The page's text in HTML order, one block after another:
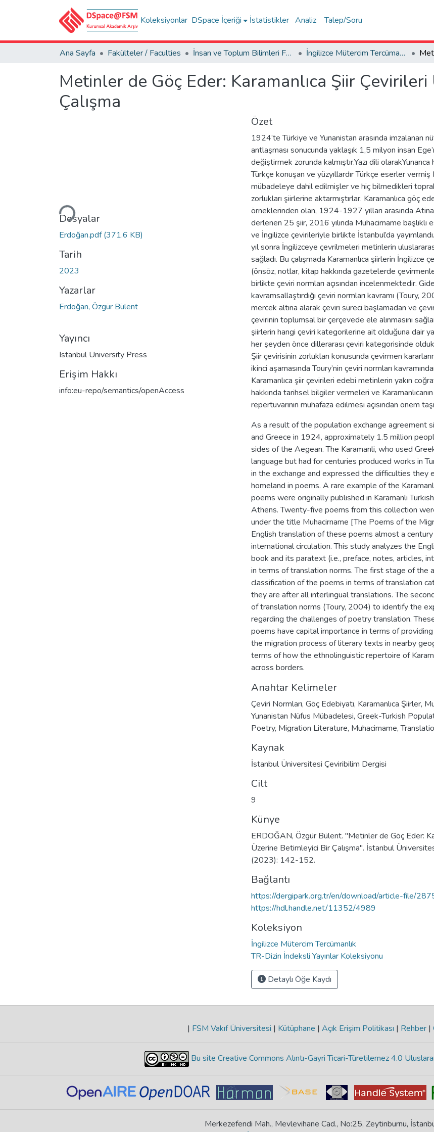
Koleksiyonlar DSpace İçeriği İstatistikler Analiz Talep/Soru
Ana Sayfa Fakülteler / Faculties İnsan ve Toplum Bilimleri Fakültesi / Faculty of Humanities and Social Sciences İngilizce Mütercim Tercümanlık
Metinler de Göç Eder: Karamanlıca Şiir
Çalışma
Yükleniyor...
Dosyalar
Erdoğan.pdf(371.6 KB)
Tarih
2023
Yazarlar
Erdoğan, Özgür Bülent
Yayıncı
Istanbul University Press
Erişim Hakkı
info:eu-repo/semantics/openAccess
Özet
1924’te Türkiye ve Yunanistan arasında imzalanan
antlaşması sonucunda yaklaşık 1,5 milyon insan
değiştirmek zorunda kalmıştır.Yazı dili
Türkçe konuşan ve yüzyıllardır Türkçe eserler vermiş
mübadeleye dahil edilmişler ve hiç bilmedikleri
zorlukları şiirlerine aktarmıştırlar. Karamanlıca göç
örneklerinden olan, 1924-1927 yılları arasında
derlenen 25 şiir, 2016 yılında Muhacirname başlıklı
ve İngilizce çevirileriyle birlikte İstanbul’da
yıl sonra İngilizceye çevrilmeleri metinlerin
sağladı. Bu çalışmada Karamanlıca şiirlerin İngilizce
(önsöz, notlar, kitap hakkında gazetelerde
birlikte çeviri normları açısından incelenmektedir.
kavramsallaştırdığı çeviri normları kavramı (Toury,
mercek altına alarak çeviri süreci başlamadan ve
çevirinin toplumsal bir çerçevede ele alınmasını
şiirlerin hangi çeviri kategorilerine ait olduğuna dair
her şeyden önce dillerarası çeviri kategorisinde
Şiir çevirisinin zorlukları konusunda çevirmen
ikinci aşamasında Toury’nin çeviri normları
Karamanlıca şiir çevirileri edebi metinlerin yakın
hakkında tarihsel bilgiler vermeleri ve
repertuvarının muhafaza edilmesi açısından önem
As a result of the population exchange agreement
and Greece in 1924, approximately 1.5 million
sides of the Aegean. The Karamanli, who used
language but had for centuries produced works in
in the exchange and expressed the difficulties they
homeland in poems. A rare example of the
poems were originally published in Karamanli
Athens. Twenty-five poems from this collection
under the title Muhacirname [The Poems of the
English translation of these poems almost a
international circulation. This study analyzes the
book and its paratext (i.e., preface, notes, articles,
in terms of translation norms. The first stage of the
classification of the poems in terms of translation
they are after all interlingual translations. The
of translation norms (Toury, 2004) to identify the
regarding the challenges of poetry translation.
poems have capital importance in terms of
the migration process of literary texts in nearby
terms of how the ethnolinguistic repertoire of
across borders.
Anahtar Kelimeler
Çeviri Normları, Göç Edebiyatı, Karamanlıca Şiirler,
Yunanistan Nüfus Mübadelesi, Greek-Turkish
Poetry, Migration Literature, Muhacirname,
Kaynak
İstanbul Üniversitesi Çeviribilim Dergisi
Cilt
9
Künye
ERDOĞAN, Özgür Bülent. "Metinler de Göç Eder:
Üzerine Betimleyici Bir Çalışma". İstanbul
(2023): 142-152.
Bağlantı
https://dergipark.org.tr/en/download/article-file/
https://hdl.handle.net/11352/4989
Koleksiyon
İngilizce Mütercim Tercümanlık
TR-Dizin İndeksli Yayınlar Koleksiyonu
Detaylı Öğe Kaydı
| FSM Vakıf Üniversitesi | Kütüphane | Açık Erişim Politikası | Rehber |
Bu site Creative Commons Alıntı-Gayri Ticari-Türetilemez 4.0
Merkezefendi Mah., Mevlevihane Cad., No:25, Zeytinburnu,